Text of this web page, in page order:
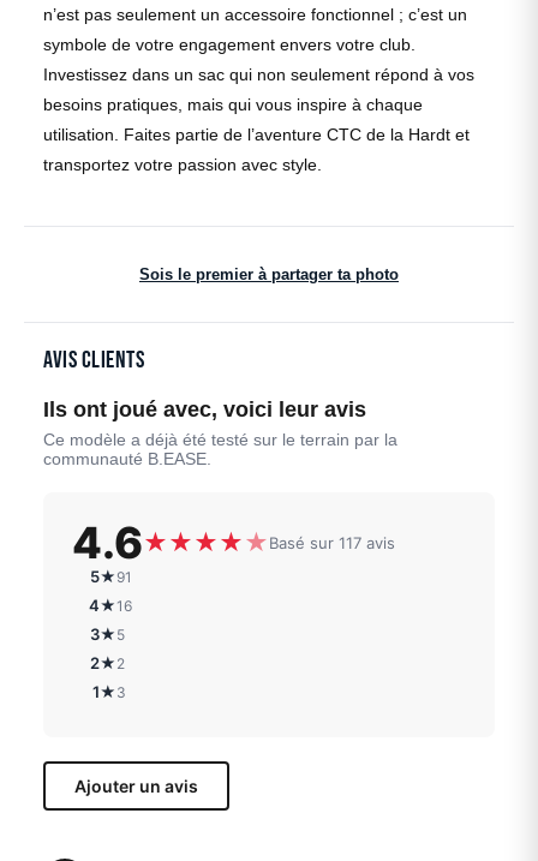
n’est pas seulement un accessoire fonctionnel ; c’est un
symbole de votre engagement envers votre club.
Investissez dans un sac qui non seulement répond à vos
besoins pratiques, mais qui vous inspire à chaque
utilisation. Faites partie de l’aventure CTC de la Hardt et
transportez votre passion avec style.
Sois le premier à partager ta photo
Avis clients
Ils ont joué avec, voici leur avis
Ce modèle a déjà été testé sur le terrain par la
communauté B.EASE.
4.6★★★★★Basé sur 117 avis
5★ 91
4★16
3★ 5
2★ 2
1★ 3
Ajouter un avis